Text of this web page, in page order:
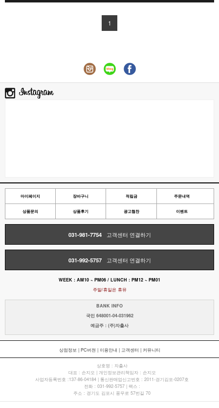
1
마이페이지 장바구니 적립금 주문내역
상품문의 상품후기 광고협찬 이벤트
031-981-7754 고객센터 연결하기
031-992-5757 고객센터 연결하기
WEEK : AM10 ~ PM06 / LUNCH : PM12 ~ PM01
주말/휴일은 휴뮤
BANK INFO
국민 648001-04-031962
예금주 : (주)자출사
상점정보 | PC버젼 | 이용안내 | 고객센터 | 커뮤니티
상호명 : 자출사
대표 : 손지오 | 개인정보관리책임자 : 손지오
사업자등록번호 :137-86-04184 | 통신판매업신고번호 : 2011-경기김포-0207호
전화 : 031-992-5757 | 팩스 :
주소 : 경기도 김포시 풍무로 57번길 70